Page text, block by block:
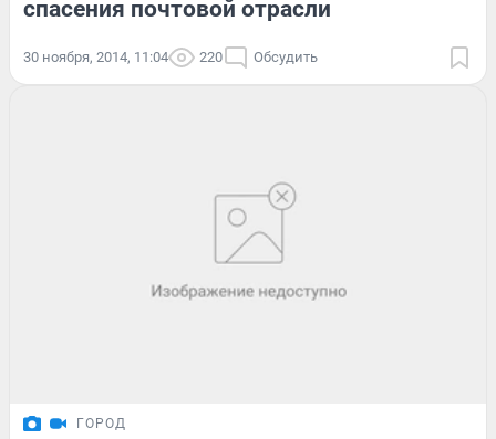
спасения почтовой отрасли
30 ноября, 2014, 11:04 220 Обсудить
ГОРОД